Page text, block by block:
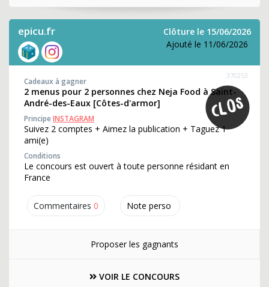
epicu.fr
Clôture le 15/06/2026
Ajouté le 11/06/2026
Commentaires 0 Note perso
370253
Cadeaux à gagner
2 menus pour 2 personnes chez Neja Food à Saint-
André-des-Eaux [Côtes-d'armor]
PrincipeINSTAGRAM
Suivez 2 comptes + Aimez la publication + Taguez 1
ami(e)
Conditions
Le concours est ouvert à toute personne résidant en
France
Proposer les gagnants
VOIR LE CONCOURS